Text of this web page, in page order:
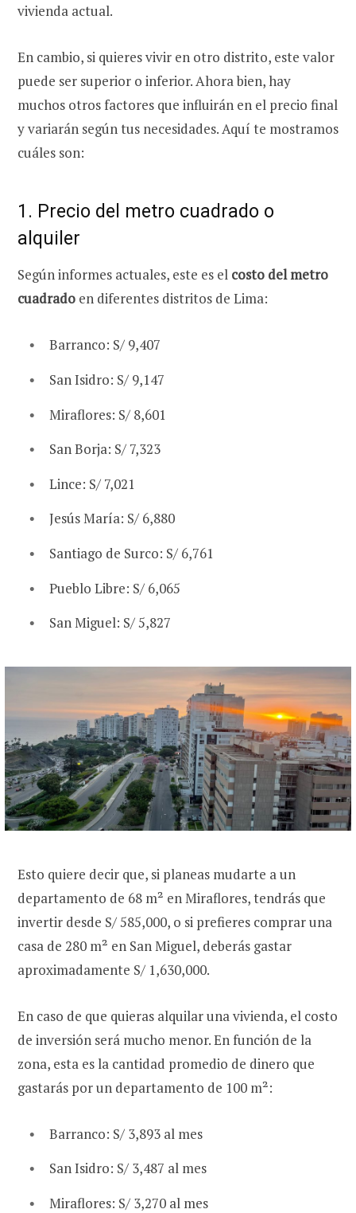
vivienda actual.
En cambio, si quieres vivir en otro distrito, este valor
puede ser superior o inferior. Ahora bien, hay
muchos otros factores que influirán en el precio final
y variarán según tus necesidades. Aquí te mostramos
cuáles son:
1. Precio del metro cuadrado o
alquiler
Según informes actuales, este es el costo del metro
cuadrado en diferentes distritos de Lima:
Barranco: S/ 9,407
San Isidro: S/ 9,147
Miraflores: S/ 8,601
San Borja: S/ 7,323
Lince: S/ 7,021
Jesús María: S/ 6,880
Santiago de Surco: S/ 6,761
Pueblo Libre: S/ 6,065
San Miguel: S/ 5,827
Esto quiere decir que, si planeas mudarte a un
departamento de 68 m² en Miraflores, tendrás que
invertir desde S/ 585,000, o si prefieres comprar una
casa de 280 m² en San Miguel, deberás gastar
aproximadamente S/ 1,630,000.
En caso de que quieras alquilar una vivienda, el costo
de inversión será mucho menor. En función de la
zona, esta es la cantidad promedio de dinero que
gastarás por un departamento de 100 m²:
Barranco: S/ 3,893 al mes
San Isidro: S/ 3,487 al mes
Miraflores: S/ 3,270 al mes